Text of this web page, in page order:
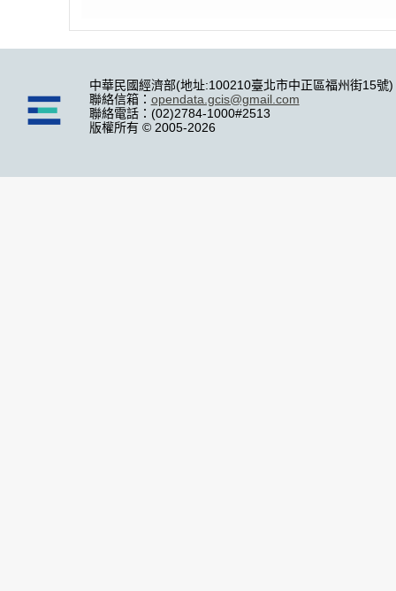
中華民國經濟部(地址:100210臺北市中正區福州街15號)
聯絡信箱： opendata.gcis@gmail.com
聯絡電話：(02)2784-1000#2513
版權所有 © 2005-2026